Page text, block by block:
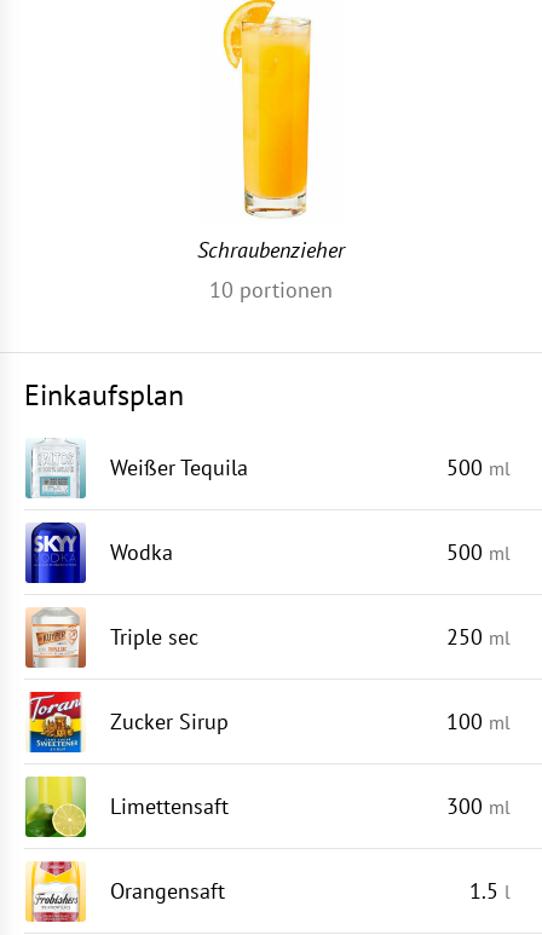
Schraubenzieher
10 portionen
Einkaufsplan
Weißer Tequila 500 ml
Wodka 500 ml
Triple sec 250 ml
Zucker Sirup 100 ml
Limettensaft 300 ml
Orangensaft 1.5 l